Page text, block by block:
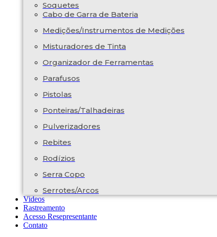
Soquetes
Cabo de Garra de Bateria
Medições/Instrumentos de Medições
Misturadores de Tinta
Organizador de Ferramentas
Parafusos
Pistolas
Ponteiras/Talhadeiras
Pulverizadores
Rebites
Rodízios
Serra Copo
Serrotes/Arcos
Videos
Rastreamento
Acesso Resepresentante
Contato